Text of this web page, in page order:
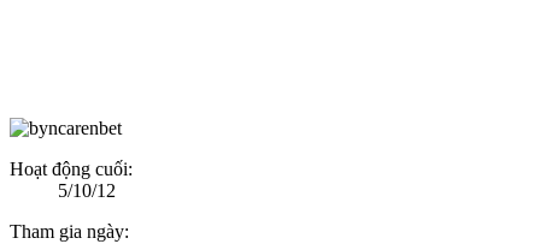
Hoạt động cuối:
5/10/12
Tham gia ngày: